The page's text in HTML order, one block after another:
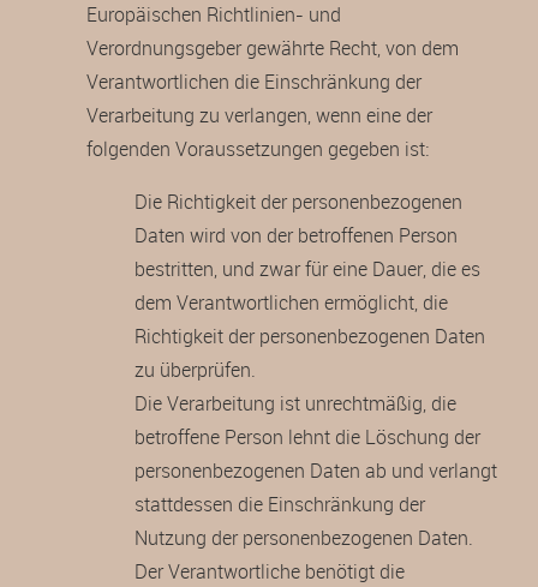
Europäischen Richtlinien- und
Verordnungsgeber gewährte Recht, von dem
Verantwortlichen die Einschränkung der
Verarbeitung zu verlangen, wenn eine der
folgenden Voraussetzungen gegeben ist:
Die Richtigkeit der personenbezogenen
Daten wird von der betroffenen Person
bestritten, und zwar für eine Dauer, die es
dem Verantwortlichen ermöglicht, die
Richtigkeit der personenbezogenen Daten
zu überprüfen.
Die Verarbeitung ist unrechtmäßig, die
betroffene Person lehnt die Löschung der
personenbezogenen Daten ab und verlangt
stattdessen die Einschränkung der
Nutzung der personenbezogenen Daten.
Der Verantwortliche benötigt die